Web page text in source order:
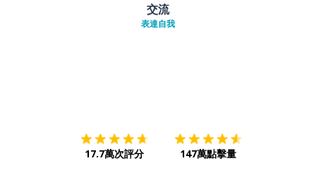
交流
表達自我
17.7萬次評分 147萬點擊量